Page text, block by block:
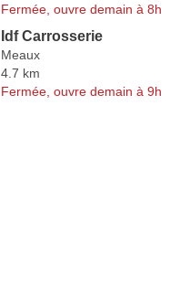
Fermée, ouvre demain à 8h
Idf Carrosserie
Meaux
4.7 km
Fermée, ouvre demain à 9h